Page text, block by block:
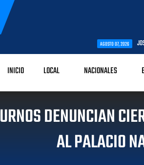
JOSÉFA CASTILLO:
INICIO LOCAL NACIONALES
DENUNCIAN
AL PALACIO